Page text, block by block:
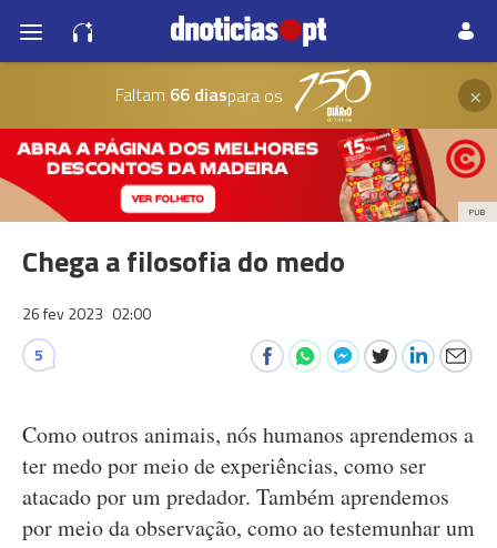
Faltam 66 diaspara os ×
PUB
Chega a filosofia do medo
26 fev 2023 02:00
5
Como outros animais, nós humanos aprendemos a
ter medo por meio de experiências, como ser
atacado por um predador. Também aprendemos
por meio da observação, como ao testemunhar um